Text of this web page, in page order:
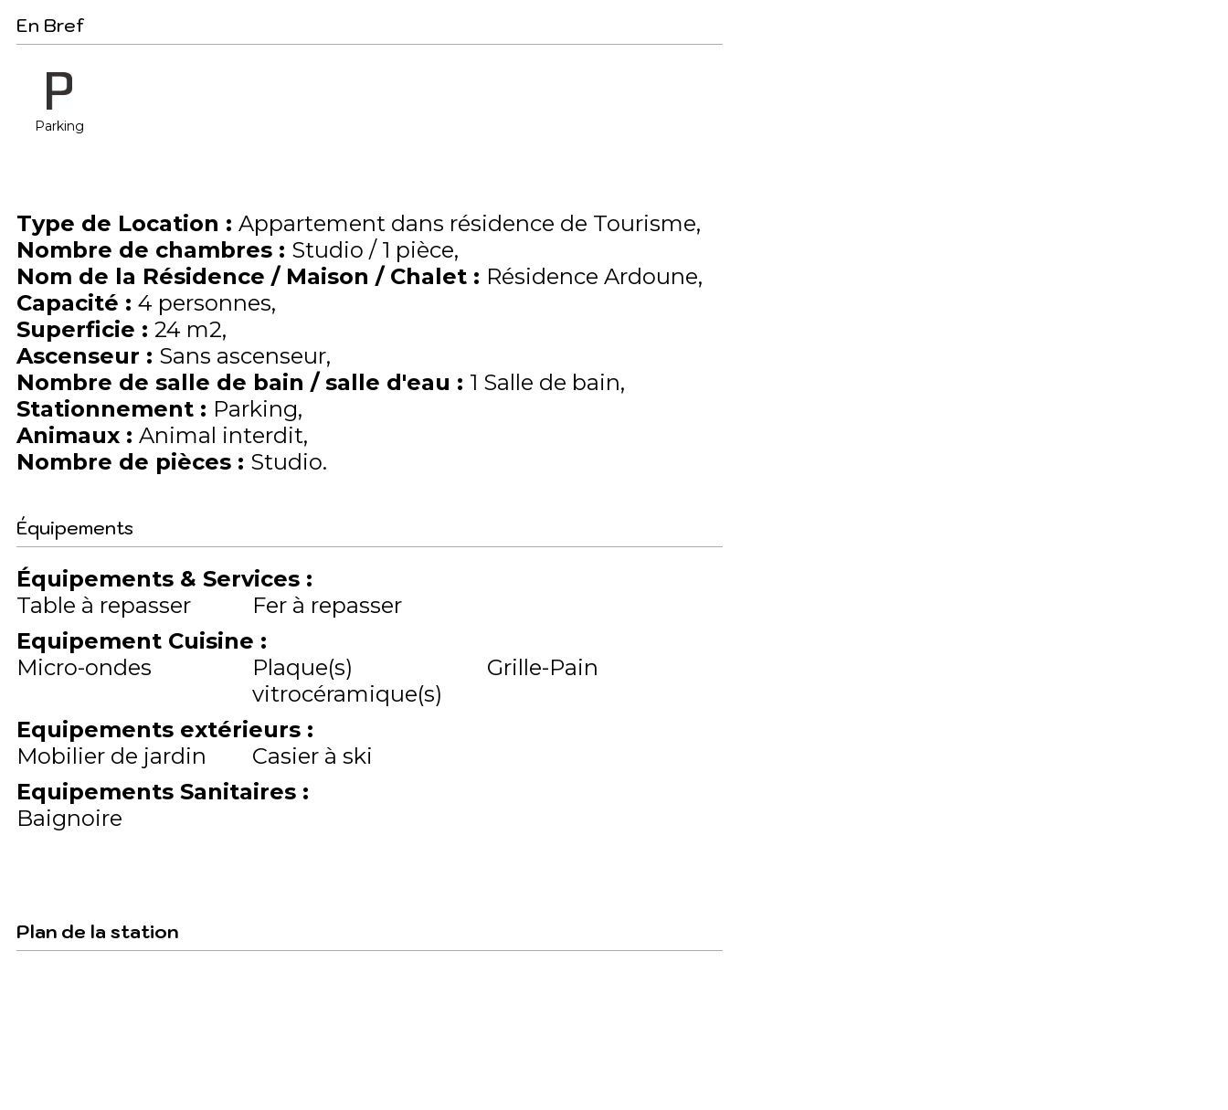
En Bref
Parking
Type de Location : Appartement dans résidence de Tourisme
Nombre de chambres : Studio / 1 pièce
Nom de la Résidence / Maison / Chalet : Résidence Ardoune
Capacité : 4 personnes
Superficie : 24 m2
Ascenseur : Sans ascenseur
Nombre de salle de bain / salle d'eau : 1 Salle de bain
Stationnement : Parking
Animaux : Animal interdit
Nombre de pièces : Studio
Équipements
Équipements & Services :
Table à repasser
Fer à repasser
Equipement Cuisine :
Micro-ondes
Plaque(s)
vitrocéramique(s)
Grille-Pain
Equipements extérieurs :
Mobilier de jardin
Casier à ski
Equipements Sanitaires :
Baignoire
Plan de la station